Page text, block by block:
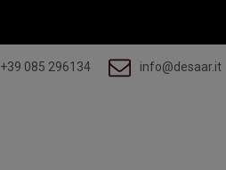
+39 085 296134 info@desaar.it